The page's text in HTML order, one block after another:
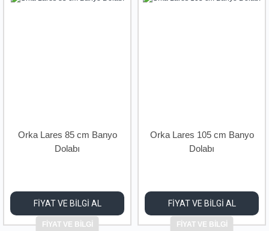
Orka Lares 85 cm Banyo
Dolabı
FİYAT VE BİLGİ AL
FİYAT VE BİLGİ
Orka Lares 105 cm Banyo
Dolabı
FİYAT VE BİLGİ AL
FİYAT VE BİLGİ